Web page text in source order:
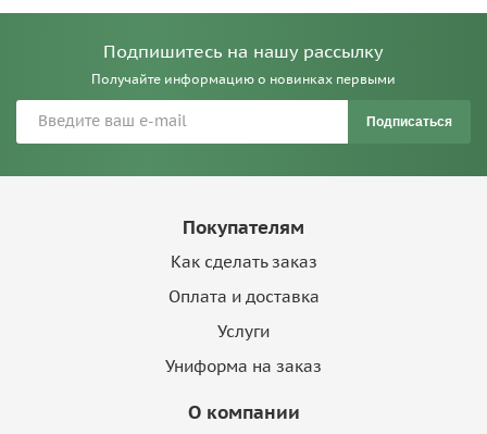
Подпишитесь на нашу рассылку
Получайте информацию о новинках первыми
Подписаться
Покупателям
Как сделать заказ
Оплата и доставка
Услуги
Униформа на заказ
О компании